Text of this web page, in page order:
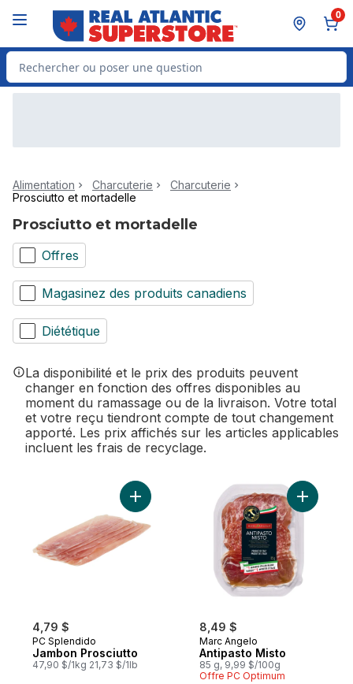
0
Rechercher des produits
Alimentation Charcuterie
Charcuterie
Prosciutto et mortadelle
Prosciutto et mortadelle
Offres
Magasinez des produits canadiens
Diététique
La disponibilité et le prix des produits peuvent
changer en fonction des offres disponibles au
moment du ramassage ou de la livraison. Votre total
et votre reçu tiendront compte de tout changement
apporté. Les prix affichés sur les articles applicables
incluent les frais de recyclage.
4,79 $
PC Splendido
Jambon Prosciutto
47,90 $/1kg 21,73 $/1lb
Ajouter Jambon Prosciutto au panier
8,49 $
Marc Angelo
Antipasto Misto
85 g, 9,99 $/100g
Offre PC Optimum
Ajouter